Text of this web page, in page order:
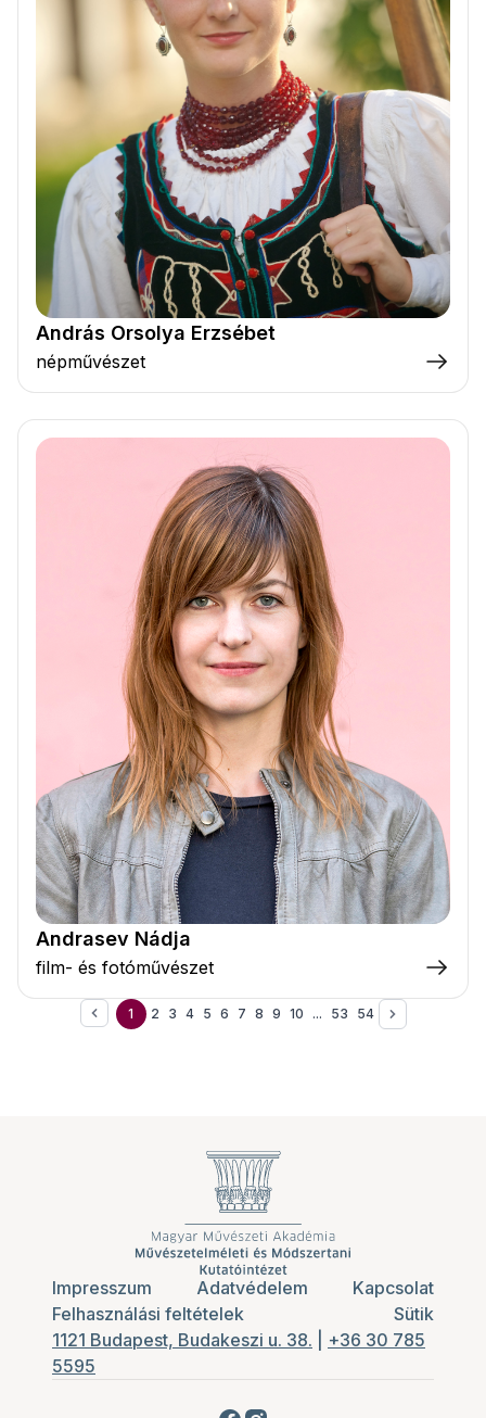
András Orsolya Erzsébet
népművészet
Andrasev Nádja
film- és fotóművészet
1 2 3 4 5 6 7 8 9 10 ... 53 54
Impresszum Adatvédelem
Kapcsolat
Felhasználási feltételek
Sütik
1121 Budapest, Budakeszi u. 38.
+36 30 785
5595